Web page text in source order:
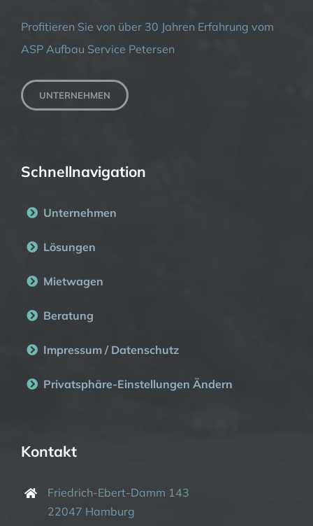
Profitieren Sie von über 30 Jahren Erfahrung vom
ASP Aufbau Service Petersen
UNTERNEHMEN
Schnellnavigation
Unternehmen
Lösungen
Mietwagen
Beratung
Impressum / Datenschutz
Privatsphäre-Einstellungen Ändern
Kontakt
Friedrich-Ebert-Damm 143
22047 Hamburg